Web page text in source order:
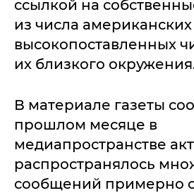
ссылкой на
из числа американских
высокопоставленных
их близкого
В материале газеты
прошлом месяце в
медиапространстве
распространялось
сообщений примерно